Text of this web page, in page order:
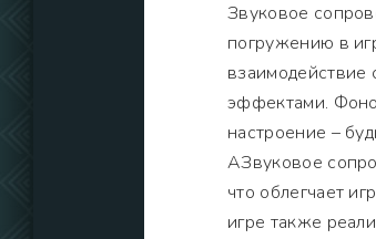
Звуковое
погружению в
взаимодействие
эффектами.
настроение –
АЗвуковое
что облегчает
игре также